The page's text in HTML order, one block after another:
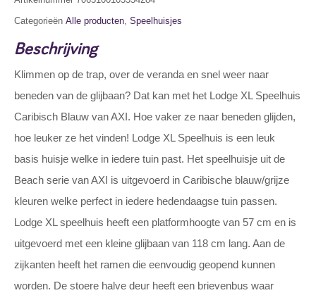
Categorieën Alle producten, Speelhuisjes
Beschrijving
Klimmen op de trap, over de veranda en snel weer naar
beneden van de glijbaan? Dat kan met het Lodge XL Speelhuis
Caribisch Blauw van AXI. Hoe vaker ze naar beneden glijden,
hoe leuker ze het vinden! Lodge XL Speelhuis is een leuk
basis huisje welke in iedere tuin past. Het speelhuisje uit de
Beach serie van AXI is uitgevoerd in Caribische blauw/grijze
kleuren welke perfect in iedere hedendaagse tuin passen.
Lodge XL speelhuis heeft een platformhoogte van 57 cm en is
uitgevoerd met een kleine glijbaan van 118 cm lang. Aan de
zijkanten heeft het ramen die eenvoudig geopend kunnen
worden. De stoere halve deur heeft een brievenbus waar